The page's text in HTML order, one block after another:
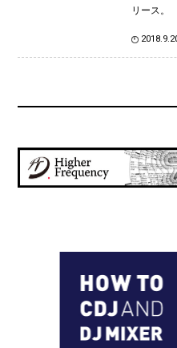
リース。